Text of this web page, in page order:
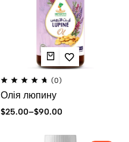
(0)
Олія люпину
$25.00–$90.00